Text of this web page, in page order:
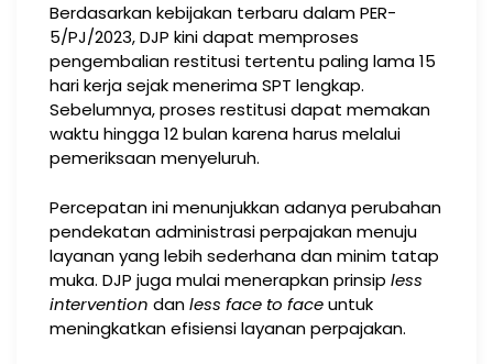
Berdasarkan kebijakan terbaru dalam PER-
5/PJ/2023, DJP kini dapat memproses
pengembalian restitusi tertentu paling lama 15
hari kerja sejak menerima SPT lengkap.
Sebelumnya, proses restitusi dapat memakan
waktu hingga 12 bulan karena harus melalui
pemeriksaan menyeluruh.
Percepatan ini menunjukkan adanya perubahan
pendekatan administrasi perpajakan menuju
layanan yang lebih sederhana dan minim tatap
muka. DJP juga mulai menerapkan prinsip less
intervention danless face to faceuntuk
meningkatkan efisiensi layanan perpajakan.